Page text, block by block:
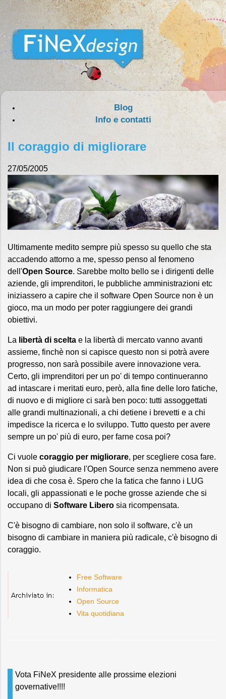
Blog
Info e contatti
Il coraggio di migliorare
27/05/2005
Ultimamente medito sempre più spesso su quello che sta
accadendo attorno a me, spesso penso al fenomeno
dell'Open Source. Sarebbe molto bello se i dirigenti delle
aziende, gli imprenditori, le pubbliche amministrazioni etc
iniziassero a capire che il software Open Source non è un
gioco, ma un modo per poter raggiungere dei grandi
obiettivi.
La libertà di scelta e la libertà di mercato vanno avanti
assieme, finchè non si capisce questo non si potrà avere
progresso, non sarà possibile avere innovazione vera.
Certo, gli imprenditori per un po' di tempo continueranno
ad intascare i meritati euro, però, alla fine delle loro fatiche,
di nuovo e di migliore ci sarà ben poco: tutti assoggettati
alle grandi multinazionali, a chi detiene i brevetti e a chi
impedisce la ricerca e lo sviluppo. Tutto questo per avere
sempre un po' più di euro, per farne cosa poi?
Ci vuole coraggio per migliorare, per scegliere cosa fare.
Non si può giudicare l'Open Source senza nemmeno avere
idea di che cosa è. Spero che la fatica che fanno i LUG
locali, gli appassionati e le poche grosse aziende che si
occupano di Software Libero sia ricompensata.
C'è bisogno di cambiare, non solo il software, c'è un
bisogno di cambiare in maniera più radicale, c'è bisogno di
coraggio.
Free Software
Informatica
Open Source
Vita quotidiana
Vota FiNeX presidente alle prossime elezioni
governative!!!!